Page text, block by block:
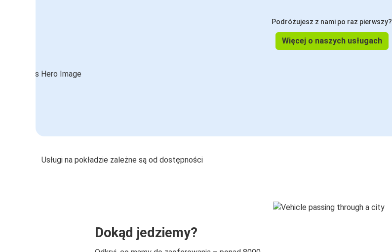
Podróżujesz z nami po raz pierwszy?
Więcej o naszych usługach
Usługi na pokładzie zależne są od dostępności
Dokąd jedziemy?